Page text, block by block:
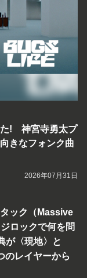
た! 神宮寺勇太プ
きなフォンク曲
2026年07月31日
ック（Massive
ロックで何を問
〈現地〉と
のレイヤーから